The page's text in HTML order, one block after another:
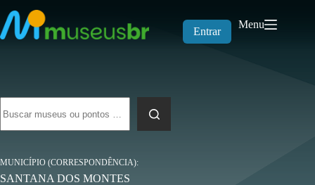
para
o
conteúdo
Entrar
Menu
resultados
MUNICÍPIO (CORRESPONDÊNCIA)
SANTANA DOS MONTES